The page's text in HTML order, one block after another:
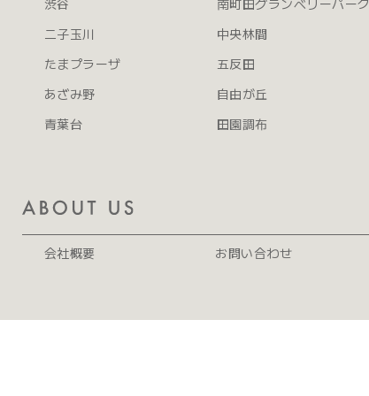
二子玉川
たまプラーザ
あざみ野
青葉台
中央林間
五反田
自由が丘
田園調布
会社概要 お問い合わせ